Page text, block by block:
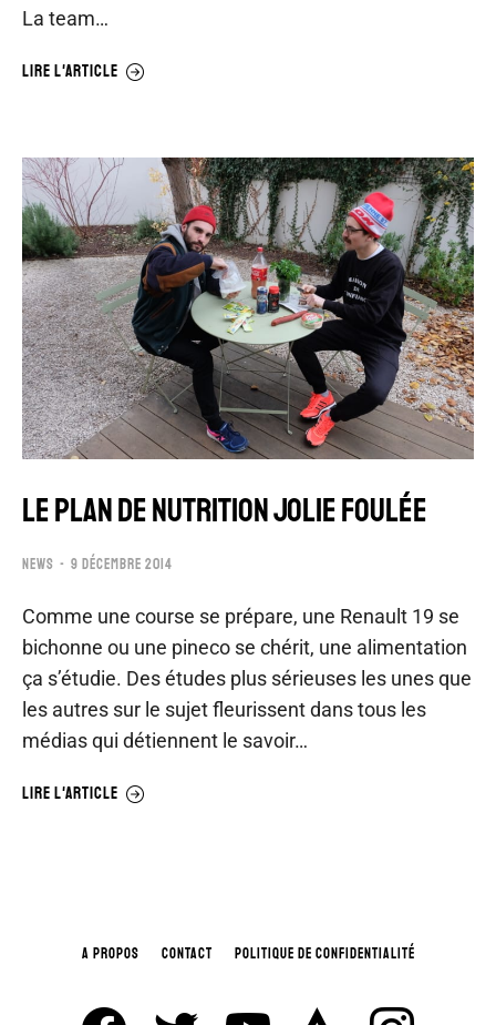
La team…
LIRE L'ARTICLE
LE PLAN DE NUTRITION JOLIE FOULÉE
NEWS 9 DÉCEMBRE 2014
Comme une course se prépare, une Renault 19 se
bichonne ou une pineco se chérit, une alimentation
ça s’étudie. Des études plus sérieuses les unes que
les autres sur le sujet fleurissent dans tous les
médias qui détiennent le savoir…
LIRE L'ARTICLE
A PROPOS CONTACT POLITIQUE DE CONFIDENTIALITÉ